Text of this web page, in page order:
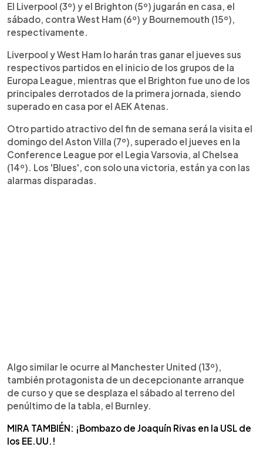
El Liverpool (3º) y el Brighton (5º) jugarán en casa, el
sábado, contra West Ham (6º) y Bournemouth (15º),
respectivamente.
Liverpool y West Ham lo harán tras ganar el jueves sus
respectivos partidos en el inicio de los grupos de la
Europa League, mientras que el Brighton fue uno de los
principales derrotados de la primera jornada, siendo
superado en casa por el AEK Atenas.
Otro partido atractivo del fin de semana será la visita el
domingo del Aston Villa (7º), superado el jueves en la
Conference League por el Legia Varsovia, al Chelsea
(14º). Los 'Blues', con solo una victoria, están ya con las
alarmas disparadas.
Algo similar le ocurre al Manchester United (13º),
también protagonista de un decepcionante arranque
de curso y que se desplaza el sábado al terreno del
penúltimo de la tabla, el Burnley.
MIRA TAMBIÉN: ¡Bombazo de Joaquín Rivas en la USL de
los EE.UU.!